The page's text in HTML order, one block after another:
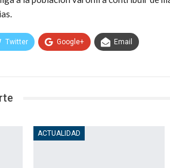
Twitter Google+ Email
ACTUALIDAD